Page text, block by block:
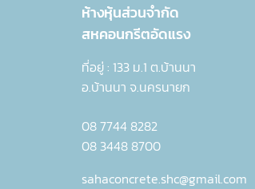
ห้างหุ้นส่วนจำกัด
สหคอนกรีตอัดแรง
ที่อยู่ : 133 ม.1 ต.บ้านนา
อ.บ้านนา จ.นครนายก
08 7744 8282
08 3448 8700
sahaconcrete.shc@gmail.com